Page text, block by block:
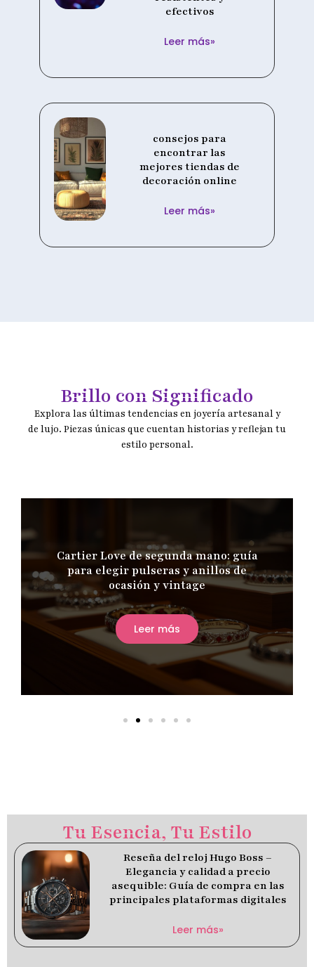
efectivos
Leer más»
consejos para
encontrar las
mejores tiendas de
decoración online
Leer más»
Brillo con Significado
Explora las últimas tendencias en joyería artesanal y
de lujo. Piezas únicas que cuentan historias y reflejan tu
estilo personal.
Cartier Love de segunda mano: guía
para elegir pulseras y anillos de
ocasión y vintage
Leer más
Tu Esencia, Tu Estilo
Reseña del reloj Hugo Boss –
Elegancia y calidad a precio
asequible: Guía de compra en las
principales plataformas digitales
Leer más»